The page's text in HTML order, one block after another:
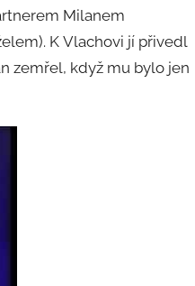
Milanem
K Vlachovi jí přivedl
zemřel, když mu bylo jen